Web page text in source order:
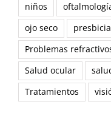
niños
ojo seco
presbicia
Problemas
Salud ocular
Tratamientos